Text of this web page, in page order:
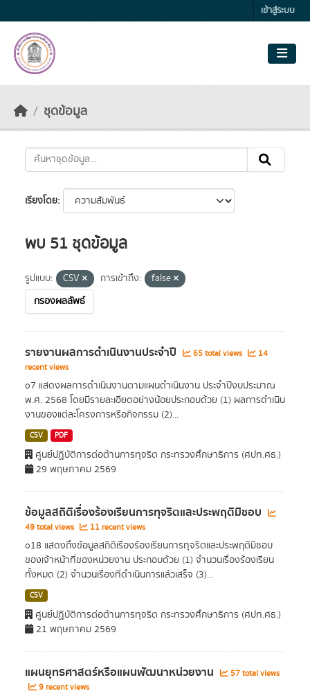
เข้าสู่ระบบ
ชุดข้อมูล
เรียงโดย
พบ 51 ชุดข้อมูล
รูปแบบ: CSV การเข้าถึง:
false
กรองผลลัพธ์
รายงานผลการดำเนินงานประจำปี 65 total views
14
recent views
o7 แสดงผลการดำเนินงานตามแผนดำเนินงาน ประจำปีงบประมาณ
พ.ศ. 2568 โดยมีรายละเอียดอย่างน้อยประกอบด้วย (1) ผลการดำเนิน
งานของแต่ละโครงการหรือกิจกรรม (2)...
CSV PDF
ศูนย์ปฏิบัติการต่อต้านการทุจริต กระทรวงศึกษาธิการ (ศปท.ศธ.)
29 พฤษภาคม 2569
ข้อมูลสถิติเรื่องร้องเรียนการทุจริตและประพฤติมิชอบ
49 total views 11 recent views
o18 แสดงถึงข้อมูลสถิติเรื่องร้องเรียนการทุจริตและประพฤติมิชอบ
ของเจ้าหน้าที่ของหน่วยงาน ประกอบด้วย (1) จำนวนเรื่องร้องเรียน
ทั้งหมด (2) จำนวนเรื่องที่ดำเนินการแล้วเสร็จ (3)...
CSV
ศูนย์ปฏิบัติการต่อต้านการทุจริต กระทรวงศึกษาธิการ (ศปท.ศธ.)
21 พฤษภาคม 2569
แผนยุทธศาสตร์หรือแผนพัฒนาหน่วยงาน
57 total views
9 recent views